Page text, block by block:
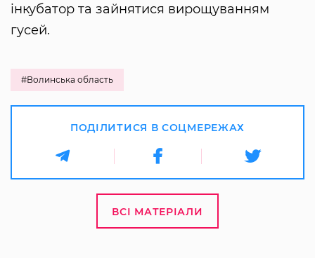
інкубатор та зайнятися вирощуванням
гусей.
#Волинська область
ПОДІЛИТИСЯ В СОЦМЕРЕЖАХ
ВСІ МАТЕРІАЛИ